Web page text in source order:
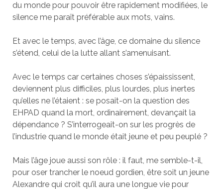
du monde pour pouvoir être rapidement modifiées, le
silence me paraît préférable aux mots, vains.
Et avec le temps, avec l’âge, ce domaine du silence
s’étend, celui de la lutte allant s’amenuisant.
Avec le temps car certaines choses s’épaississent,
deviennent plus difficiles, plus lourdes, plus inertes
qu’elles ne l’étaient : se posait-on la question des
EHPAD quand la mort, ordinairement, devançait la
dépendance ? S’interrogeait-on sur les progrès de
l’industrie quand le monde était jeune et peu peuplé ?
Mais l’âge joue aussi son rôle : il faut, me semble-t-il,
pour oser trancher le noeud gordien, être soit un jeune
Alexandre qui croit qu’il aura une longue vie pour